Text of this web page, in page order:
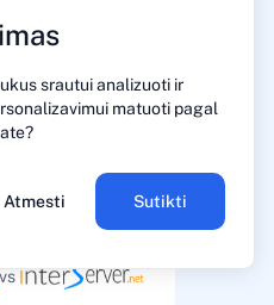
srautui analizuoti ir
matuoti pagal
Atmesti Sutikti
vs
vs